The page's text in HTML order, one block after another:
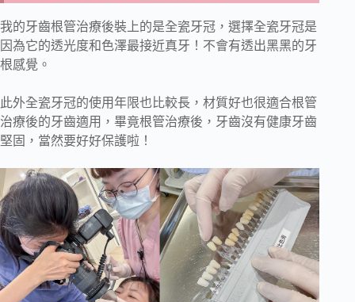
我的牙齒根管治療後裝上的是全瓷牙冠，選擇全瓷牙冠是
因為它的透光度和色澤最接近真牙！不會有透出黑黑的牙
根感覺。
此外全瓷牙冠的使用年限也比較長，材質好也很適合根管
治療後的牙齒適用，畢竟根管治療後，牙齒沒有健康牙齒
堅固，當然要好好保護啦！